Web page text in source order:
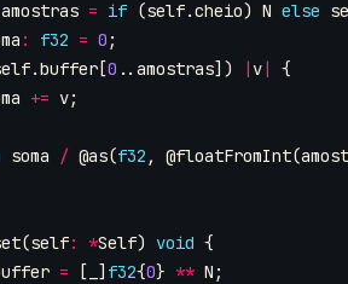
amostras = if (self.cheio) N else
: f32 = 0 ;
.buffer [0 .. amostras]) | v|
{
+= v;
soma / @as(f32 , @floatFromInt(
(self: *Self) void {
= [ ] f32{0} ** N ;